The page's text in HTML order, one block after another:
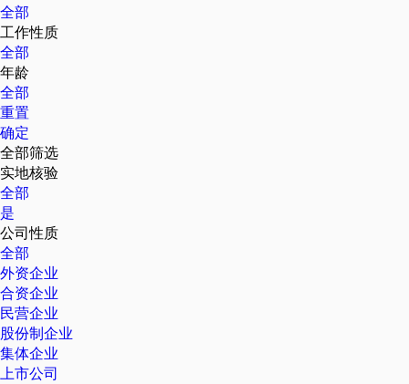
全部
工作性质
全部
年龄
全部
重置
确定
全部筛选
实地核验
全部
是
公司性质
全部
外资企业
合资企业
民营企业
股份制企业
集体企业
上市公司